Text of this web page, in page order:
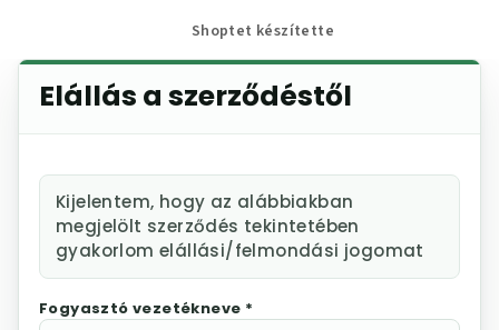
Shoptet készítette
Elállás a szerződéstől
Kijelentem, hogy az alábbiakban
megjelölt szerződés tekintetében
gyakorlom elállási/felmondási jogomat
Fogyasztó vezetékneve *